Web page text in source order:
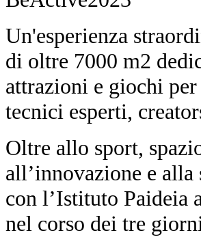
Un'esperienza
di oltre 7000 m2
attrazioni e giochi
tecnici esperti,
Oltre allo sport,
all’innovazione e
con l’Istituto Paideia
nel corso dei tre